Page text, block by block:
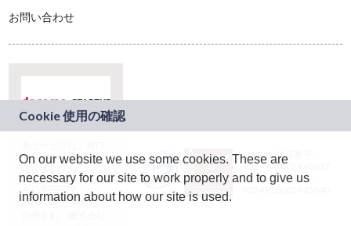
お問い合わせ
ドコモグループの新
規事業創出プログラ
ム「docomo
STARTUP」を通じて
JASRAC許諾番号：
9024936001Y45037
JASRAC許諾番号：
On our website we use some cookies. These are
necessary for our site to work properly and to give us
information about how our site is used.